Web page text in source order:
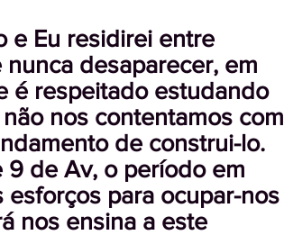
e Eu residirei entre
desaparecer, em
é respeitado estudando
nos contentamos com
de construi-lo.
9 de Av, o período em
para ocupar-nos
nos ensina a este